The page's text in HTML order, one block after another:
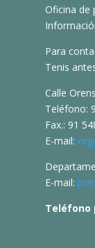
Oficina de
Para
Tenis
Calle
Teléfono:
Fax.: 91
E-mail:
E-mail:
Teléfono